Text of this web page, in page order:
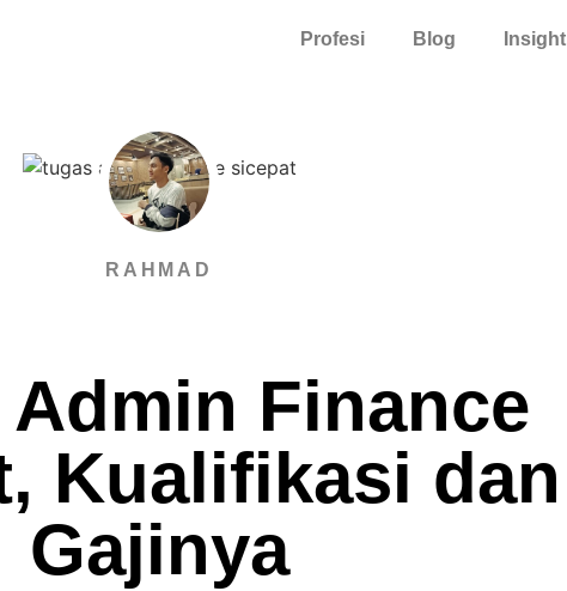
Profesi Blog Insight
RAHMAD
Admin Finance
Kualifikasi dan
Gajinya